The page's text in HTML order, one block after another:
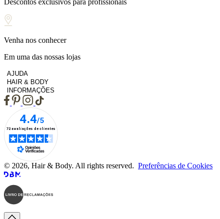
Venha nos conhecer
Em uma das nossas lojas
AJUDA
HAIR & BODY
INFORMAÇÕES
© 2026, Hair & Body. All rights reserved. Preferências de Cookies